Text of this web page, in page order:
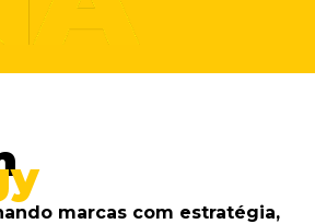
marcas com estratégia,